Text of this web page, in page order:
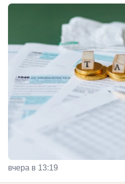
вчера в 13:19